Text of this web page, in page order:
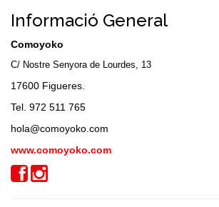
Informació General
Comoyoko
C/ Nostre Senyora de Lourdes, 13
17600 Figueres.
Tel. 972 511 765
hola@comoyoko.com
www.comoyoko.com